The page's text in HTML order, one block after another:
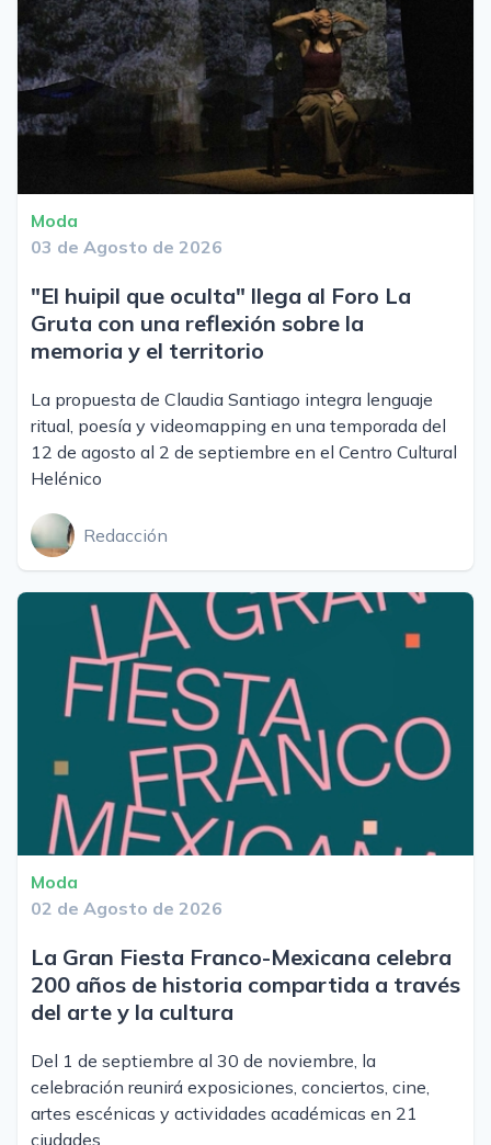
Moda
03 de Agosto de 2026
"El huipil que oculta" llega al Foro La
Gruta con una reflexión sobre la
memoria y el territorio
La propuesta de Claudia Santiago integra lenguaje
ritual, poesía y videomapping en una temporada del
12 de agosto al 2 de septiembre en el Centro Cultural
Helénico
Redacción
Moda
02 de Agosto de 2026
La Gran Fiesta Franco-Mexicana celebra
200 años de historia compartida a través
del arte y la cultura
Del 1 de septiembre al 30 de noviembre, la
celebración reunirá exposiciones, conciertos, cine,
artes escénicas y actividades académicas en 21
ciudades